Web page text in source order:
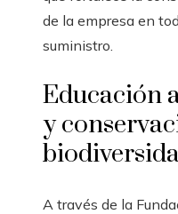
de la empresa en
suministro.
Educación
y
A través de la